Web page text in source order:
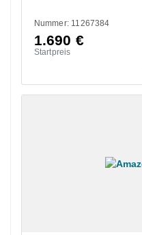
Nummer: 11267384
1.690 €
Startpreis